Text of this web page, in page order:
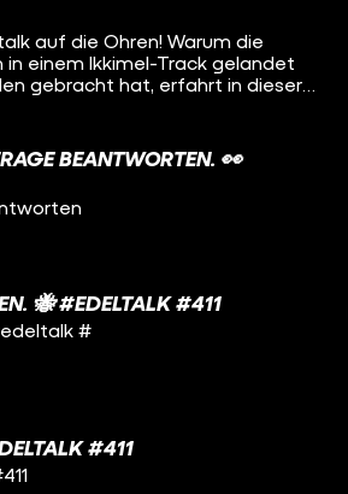
auf die Ohren! Warum die
in einem Ikkimel-Track gelandet
gebracht hat, erfahrt in dieser
BEANTWORTEN. 👀
🐝 #EDELTALK #411
#
#411